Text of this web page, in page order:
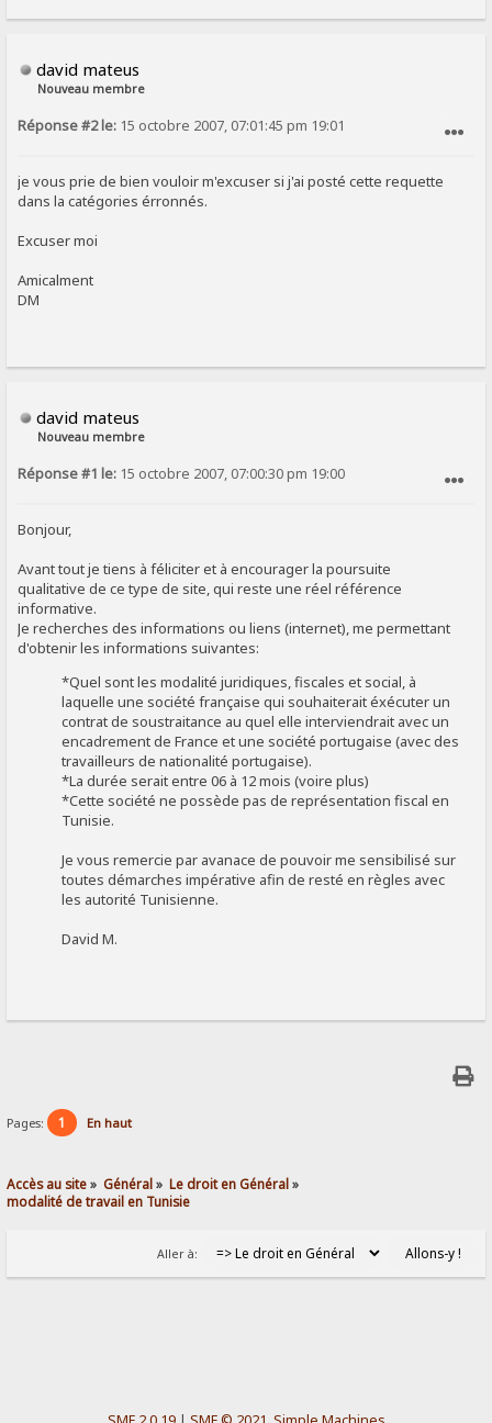
david mateus
Nouveau membre
Réponse #2 le: 15 octobre 2007, 07:01:45 pm 19:01
je vous prie de bien vouloir m'excuser si j'ai posté cette requette
dans la catégories érronnés.
Excuser moi
Amicalment
DM
david mateus
Nouveau membre
Réponse #1 le: 15 octobre 2007, 07:00:30 pm 19:00
Bonjour,
Avant tout je tiens à féliciter et à encourager la poursuite
qualitative de ce type de site, qui reste une réel référence
informative.
Je recherches des informations ou liens (internet), me permettant
d'obtenir les informations suivantes:
*Quel sont les modalité juridiques, fiscales et social, à
laquelle une société française qui souhaiterait éxécuter un
contrat de soustraitance au quel elle interviendrait avec un
encadrement de France et une société portugaise (avec des
travailleurs de nationalité portugaise).
*La durée serait entre 06 à 12 mois (voire plus)
*Cette société ne possède pas de représentation fiscal en
Tunisie.
Je vous remercie par avanace de pouvoir me sensibilisé sur
toutes démarches impérative afin de resté en règles avec
les autorité Tunisienne.
David M.
Pages: 1 En haut
Accès au site» Général» Le droit en Général»
modalité de travail en Tunisie
Aller à: